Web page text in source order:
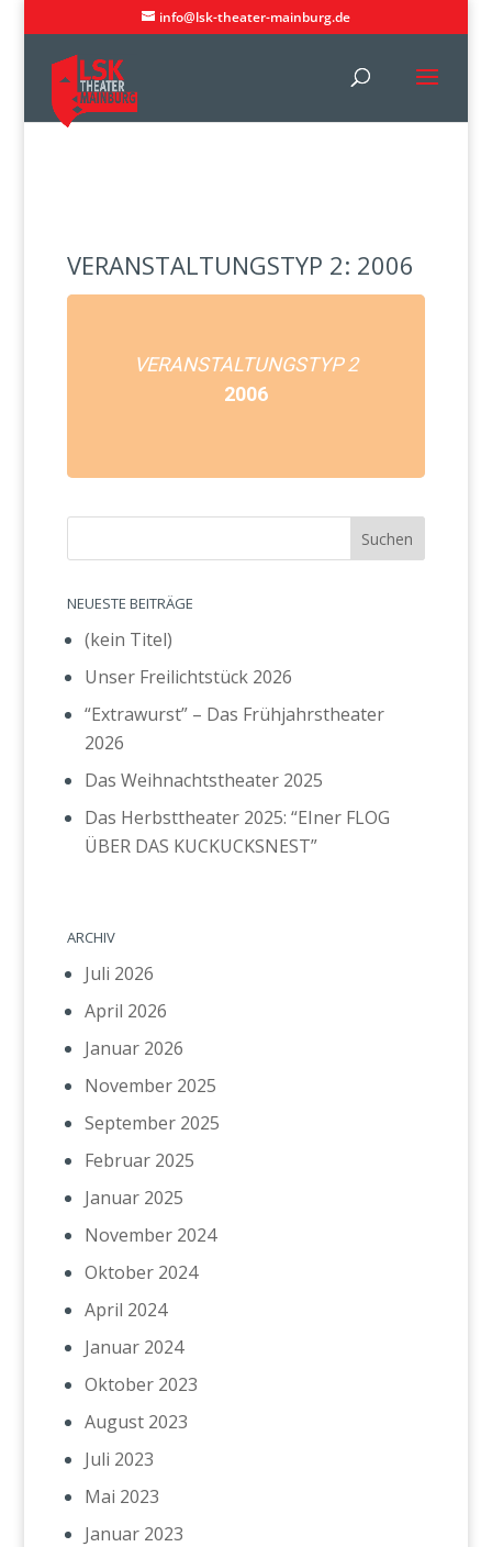
info@lsk-theater-mainburg.de
VERANSTALTUNGSTYP 2: 2006
VERANSTALTUNGSTYP 2
2006
NEUESTE BEITRÄGE
(kein Titel)
Unser Freilichtstück 2026
“Extrawurst” – Das Frühjahrstheater
2026
Das Weihnachtstheater 2025
Das Herbsttheater 2025: “EIner FLOG
ÜBER DAS KUCKUCKSNEST”
ARCHIV
Juli 2026
April 2026
Januar 2026
November 2025
September 2025
Februar 2025
Januar 2025
November 2024
Oktober 2024
April 2024
Januar 2024
Oktober 2023
August 2023
Juli 2023
Mai 2023
Januar 2023